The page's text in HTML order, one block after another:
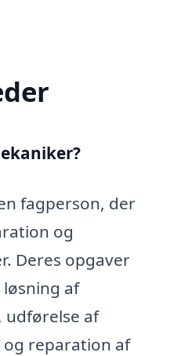
fagperson, der
og
Deres opgaver
af
udførelse af
reparation af